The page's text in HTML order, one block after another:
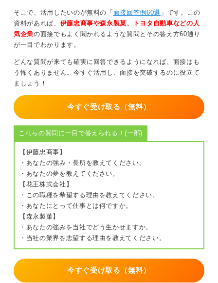
に伝えることです。
そうすることで、面接官はあなたに対し素直で感受性が
豊かであり、経験を糧に成長できる人物というポジティ
そこで、活用したいのが無料の「 面接回答例60選 」です。この
資料があれば、 伊藤忠商事や森永製菓、トヨタ自動車などの人
気企業の面接でもよく聞かれるような質問とその答え方60通り
が一目でわかります。
どんな質問が来ても確実に回答できるようになれば、面接はも
う怖くありません。今すぐ活用し、面接を突破するのに役立て
ましょう！
今すぐ受け取る（無料）
これらの質問に一目で答えられる！(一部)
【伊藤忠商事】
・あなたの強み・長所を教えてください。
・あなたの夢を教えてください。
【花王株式会社】
・この職種を希望する理由を教えてください。
・あなたにとって仕事とは何ですか。
【森永製菓】
・あなたの強みを当社でどう生かせますか。
・当社の業界を志望する理由を教えてください。
今すぐ受け取る（無料）